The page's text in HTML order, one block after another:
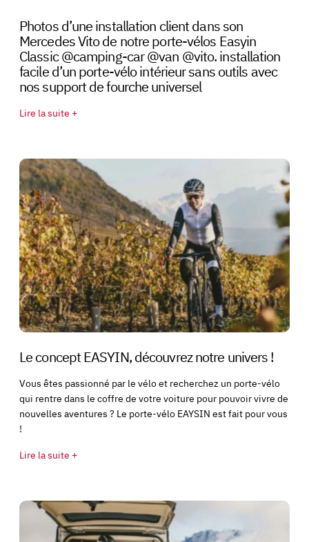
Photos d’une installation client dans son
Mercedes Vito de notre porte-vélos Easyin
Classic @camping-car @van @vito. installation
facile d’un porte-vélo intérieur sans outils avec
nos support de fourche universel
Lire la suite +
Le concept EASYIN, découvrez notre univers !
Vous êtes passionné par le vélo et recherchez un porte-vélo
qui rentre dans le coffre de votre voiture pour pouvoir vivre de
nouvelles aventures ? Le porte-vélo EAYSIN est fait pour vous
!
Lire la suite +